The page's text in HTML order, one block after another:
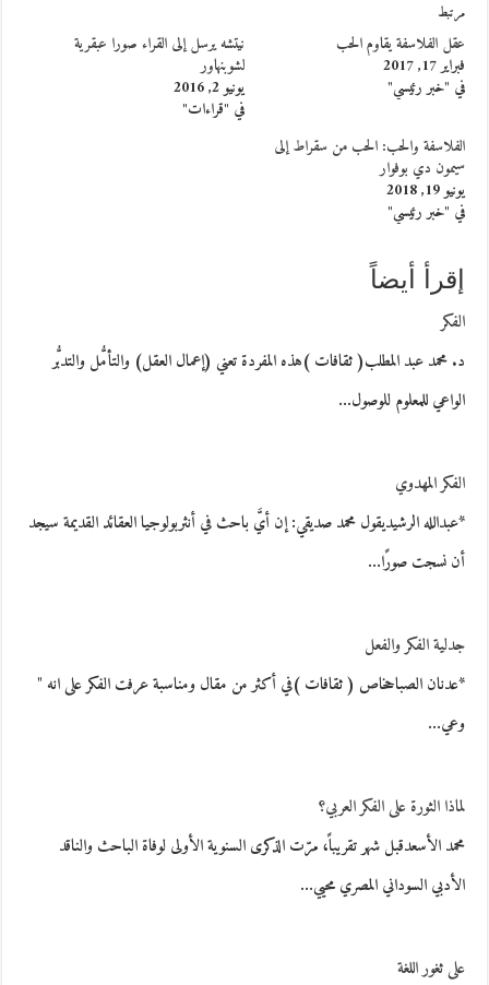
مرتبط
عقل الفلاسفة يقاوم الحب
فبراير 17, 2017
في "خبر رئيسي"
نيتشه يرسل إلى القراء صورا عبقرية
لشوبنهاور
يونيو 2, 2016
في "قراءات"
الفلاسفة والحب: الحب من سقراط إلى
سيمون دي بوفوار
يونيو 19, 2018
في "خبر رئيسي"
إقرأ أيضاً
الفكر
د. محمد عبد المطلب( ثقافات )هذه المفردة تعني (إعمال العقل) والتأمُّل والتدبُّر
الواعي للمعلوم للوصول…
الفكر المهدوي
*عبدالله الرشيديقول محمد صديقي: إن أيَّ باحث في أنثربولوجيا العقائد القديمة سيجد
أن نسجت صورًا…
جدلية الفكر والفعل
*عدنان الصباحخاص ( ثقافات )في أكثر من مقال ومناسبة عرفت الفكر على انه "
وعي…
لماذا الثورة على الفكر العربي؟
محمد الأسعدقبل شهر تقريباً، مرّت الذكرى السنوية الأولى لوفاة الباحث والناقد
الأدبي السوداني المصري محيي…
على ثغور اللغة